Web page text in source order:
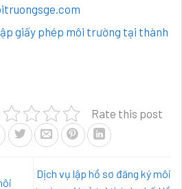
giấy phép môi trường tại thành
Rate this post
Dịch vụ lập hồ sơ đăng ký môi